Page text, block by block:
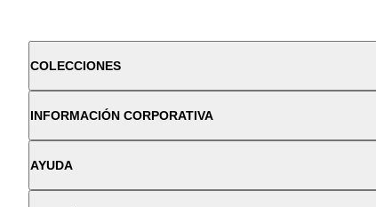
COLECCIONES
INFORMACIÓN CORPORATIVA
AYUDA